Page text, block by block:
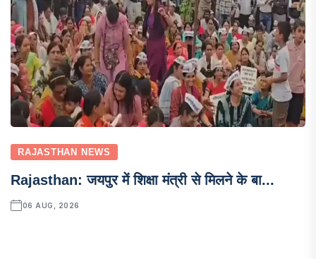
RAJASTHAN NEWS
Rajasthan: जयपुर में शिक्षा मंत्री से मिलने के बा...
06 AUG, 2026